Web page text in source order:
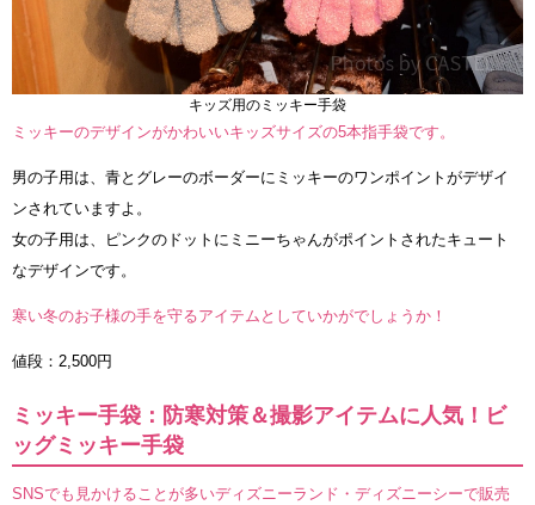
キッズ用のミッキー手袋
ミッキーのデザインがかわいいキッズサイズの5本指手袋です。
男の子用は、青とグレーのボーダーにミッキーのワンポイントがデザイ
ンされていますよ。
女の子用は、ピンクのドットにミニーちゃんがポイントされたキュート
なデザインです。
寒い冬のお子様の手を守るアイテムとしていかがでしょうか！
値段：2,500円
ミッキー手袋：防寒対策＆撮影アイテムに人気！ビ
ッグミッキー手袋
SNSでも見かけることが多いディズニーランド・ディズニーシーで販売